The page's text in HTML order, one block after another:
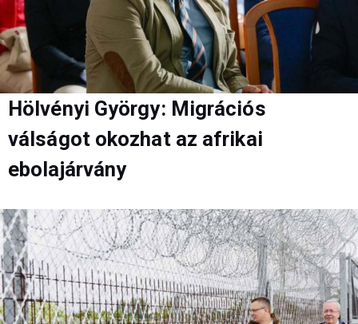
Hölvényi György: Migrációs
válságot okozhat az afrikai
ebolajárvány